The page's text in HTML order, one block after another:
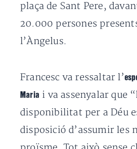
plaça de Sant Pere,
20.000 persones
l’Àngelus.
Francesc va ressaltar l’
Maria i va assenyalar que
disponibilitat per a Déu
disposició d’assumir les